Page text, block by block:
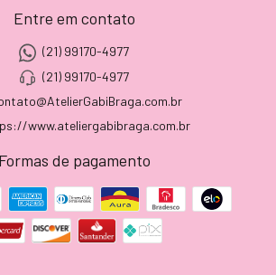
Entre em contato
(21) 99170-4977
(21) 99170-4977
www.ateliergabibraga.com.br
Formas de pagamento